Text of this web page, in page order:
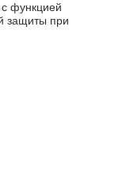
функцией
защиты при